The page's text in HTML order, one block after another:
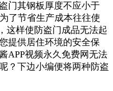
门其钢板厚度不应小于
了节省生产成本往往使
这样使防盗门成品无法起
提供居住环境的安全保
APP视频永久免费网无法
？下边小编便将两种防盗